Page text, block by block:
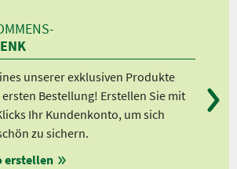
unserer exklusiven Produkte
Bestellung! Erstellen Sie mit
Ihr Kundenkonto, um sich
zu sichern.
erstellen
Ab